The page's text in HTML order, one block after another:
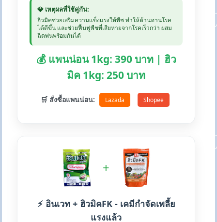
💎 เหตุผลที่ใช้คู่กัน:
ฮิวมิคช่วยเสริมความแข็งแรงให้พืช ทำให้ต้านทานโรค
ได้ดีขึ้น และช่วยฟื้นฟูพืชที่เสียหายจากโรคเร็วกว่า ผสม
ฉีดพ่นพร้อมกันได้
💰 แพนน่อน 1kg: 390 บาท | ฮิว
มิค 1kg: 250 บาท
🛒 สั่งซื้อแพนน่อน: Lazada Shopee
+
⚡ อินเวท + ฮิวมิคFK - เคมีกำจัดเพลี้ย
แรงแล้ว